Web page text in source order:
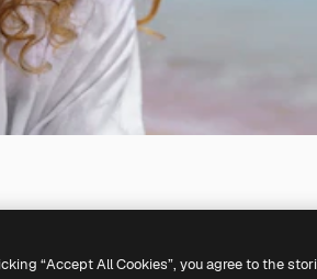
“Accept All Cookies”, you agree to the